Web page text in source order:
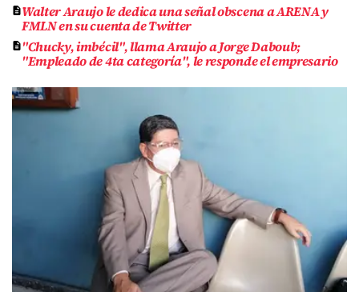
Walter Araujo le dedica una señal obscena a ARENA y
FMLN en su cuenta de Twitter
"Chucky, imbécil", llama Araujo a Jorge Daboub;
"Empleado de 4ta categoría", le responde el empresario